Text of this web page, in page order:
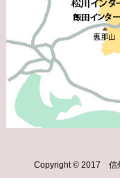
Copyright © 2017 信